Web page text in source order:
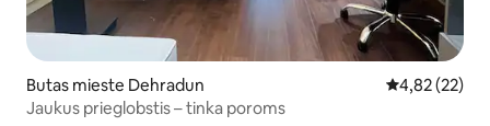
Butas mieste Dehradun Vidutinis
4,82 (22)
Jaukus prieglobstis – tinka poroms